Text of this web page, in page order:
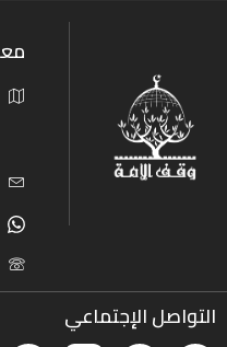
التواصل الإجتماعي